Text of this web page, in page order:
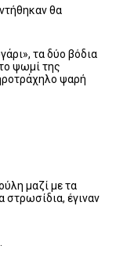
θα
τα δύο βόδια
ψωμί της
ψαρή
μαζί με τα
στρωσίδια, έγιναν